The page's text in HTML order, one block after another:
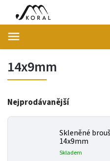
14x9mm
Nejprodávanější
Skleněné
14x9mm
Skladem